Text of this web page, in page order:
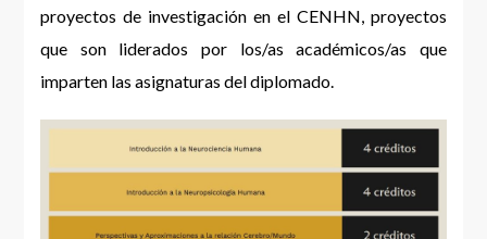
proyectos de investigación en el CENHN, proyectos
que son liderados por los/as académicos/as que
imparten las asignaturas del diplomado.